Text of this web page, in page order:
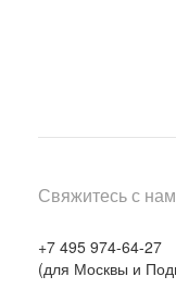
Свяжитесь с
+7 495 974-64-27
(для Москвы и